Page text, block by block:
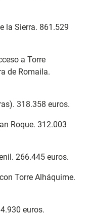
la Sierra. 861.529
a Torre
de Romaila.
318.358 euros.
Roque. 312.003
266.445 euros.
Torre Alháquime.
euros.